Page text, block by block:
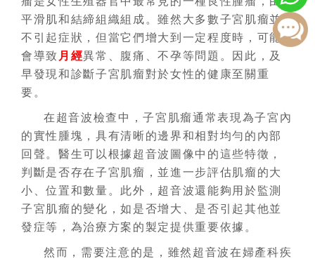
平滑肌和結締組織組成。雖然大多數子宮肌瘤並
不引起症狀，但當它們增大到一定程度時，可能
會導致 月經異常、腹痛、不孕等問題。因此，及
早發現和診斷子宮肌瘤對於女性的健康至關重
要。
在超音波檢查中，子宮肌瘤通常表現為子宮內
的實性腫塊，具有清晰的邊界和相對均勻的內部
回聲。醫生可以根據超音波圖像中的這些特徵，
判斷是否存在子宮肌瘤，並進一步評估肌瘤的大
小、位置和數量。此外，超音波還能夠用於監測
子宮肌瘤的變化，如是否增大、是否引起其他並
發症等，為治療方案的製定提供重要依據。
然而，需要注意的是，雖然超音波在婦產科疾